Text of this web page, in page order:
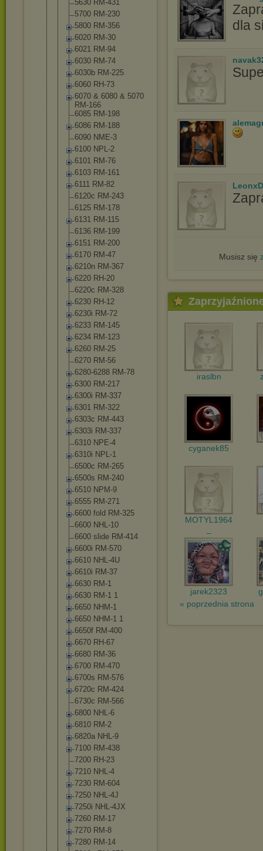
5630 RM-431
5700 RM-230
5800 RM-356
6020 RM-30
6021 RM-94
6030 RM-74
6030b RM-225
6060 RH-73
6070 & 6080 & 5070
RM-166
6085 RM-198
6086 RM-188
6090 NME-3
6100 NPL-2
6101 RM-76
6103 RM-161
6111 RM-82
6120c RM-243
6125 RM-178
6131 RM-115
6136 RM-199
6151 RM-200
6170 RM-47
6210n RM-367
6220 RH-20
6220c RM-328
6230 RH-12
6230i RM-72
6233 RM-145
6234 RM-123
6260 RM-25
6270 RM-56
6280-6288 RM-78
6300 RM-217
6300i RM-337
6301 RM-322
6303c RM-443
6303i RM-337
6310 NPE-4
6310i NPL-1
6500c RM-265
6500s RM-240
6510 NPM-9
6555 RM-271
6600 fold RM-325
6600 NHL-10
6600 slide RM-414
6600i RM-570
6610 NHL-4U
6610i RM-37
6630 RM-1
6630 RM-1 1
6650 NHM-1
6650 NHM-1 1
6650f RM-400
6670 RH-67
6680 RM-36
6700 RM-470
6700s RM-576
6720c RM-424
6730c RM-566
6800 NHL-6
6810 RM-2
6820a NHL-9
7100 RM-438
7200 RH-23
7210 NHL-4
7230 RM-604
7250 NHL-4J
7250i NHL-4JX
7260 RM-17
7270 RM-8
7280 RM-14
dla
Musisz się
iraslbn
cyganek85
MOTYL1964
jarek2323
« poprzednia strona